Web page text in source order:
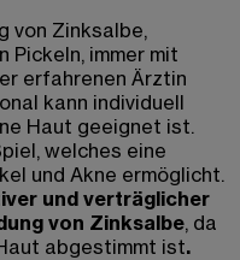
von Zinksalbe,
Pickeln, immer mit
erfahrenen Ärztin
kann individuell
Haut geeignet ist.
welches eine
und Akne ermöglicht.
und verträglicher
von Zinksalbe, da
abgestimmt ist.